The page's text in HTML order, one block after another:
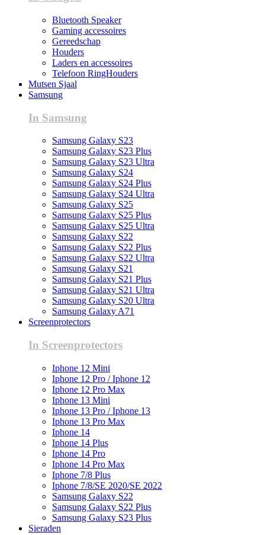
Bluetooth Speaker
Gaming accessoires
Gereedschap
Houders
Laders en accessoires
Telefoon RingHouders
Mutsen Sjaal
Samsung
In Samsung
Samsung Galaxy S23
Samsung Galaxy S23 Plus
Samsung Galaxy S23 Ultra
Samsung Galaxy S24
Samsung Galaxy S24 Plus
Samsung Galaxy S24 Ultra
Samsung Galaxy S25
Samsung Galaxy S25 Plus
Samsung Galaxy S25 Ultra
Samsung Galaxy S22
Samsung Galaxy S22 Plus
Samsung Galaxy S22 Ultra
Samsung Galaxy S21
Samsung Galaxy S21 Plus
Samsung Galaxy S21 Ultra
Samsung Galaxy S20 Ultra
Samsung Galaxy A71
Screenprotectors
In Screenprotectors
Iphone 12 Mini
Iphone 12 Pro / Iphone 12
Iphone 12 Pro Max
Iphone 13 Mini
Iphone 13 Pro / Iphone 13
Iphone 13 Pro Max
Iphone 14
Iphone 14 Plus
Iphone 14 Pro
Iphone 14 Pro Max
Iphone 7/8 Plus
Iphone 7/8/SE 2020/SE 2022
Samsung Galaxy S22
Samsung Galaxy S22 Plus
Samsung Galaxy S23 Plus
Sieraden